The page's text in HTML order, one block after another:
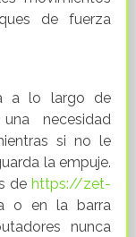
de fuerza
a lo largo de
necesidad
si no le
la empuje.
de https://zet-
o en la barra
nunca